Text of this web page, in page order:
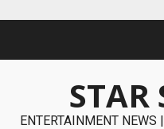
STAR
ENTERTAINMENT